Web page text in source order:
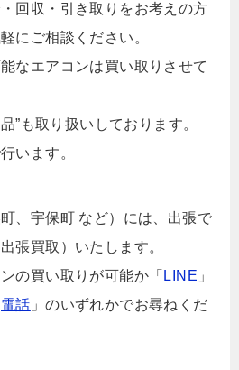
回収・引き取りをお考えの方
にご相談ください。
なエアコンは買い取りさせて
”も取り扱いしております。
います。
、宇保町 など）には、出張で
張買取）いたします。
の買い取りが可能か「 LINE 」
電話 」のいずれかでお尋ねくだ